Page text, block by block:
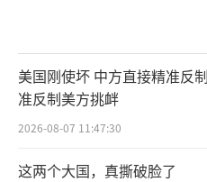
美国刚使坏 中方直接精准反
准反制美方挑衅
2026-08-07 11:47:30
这两个大国，真撕破脸了